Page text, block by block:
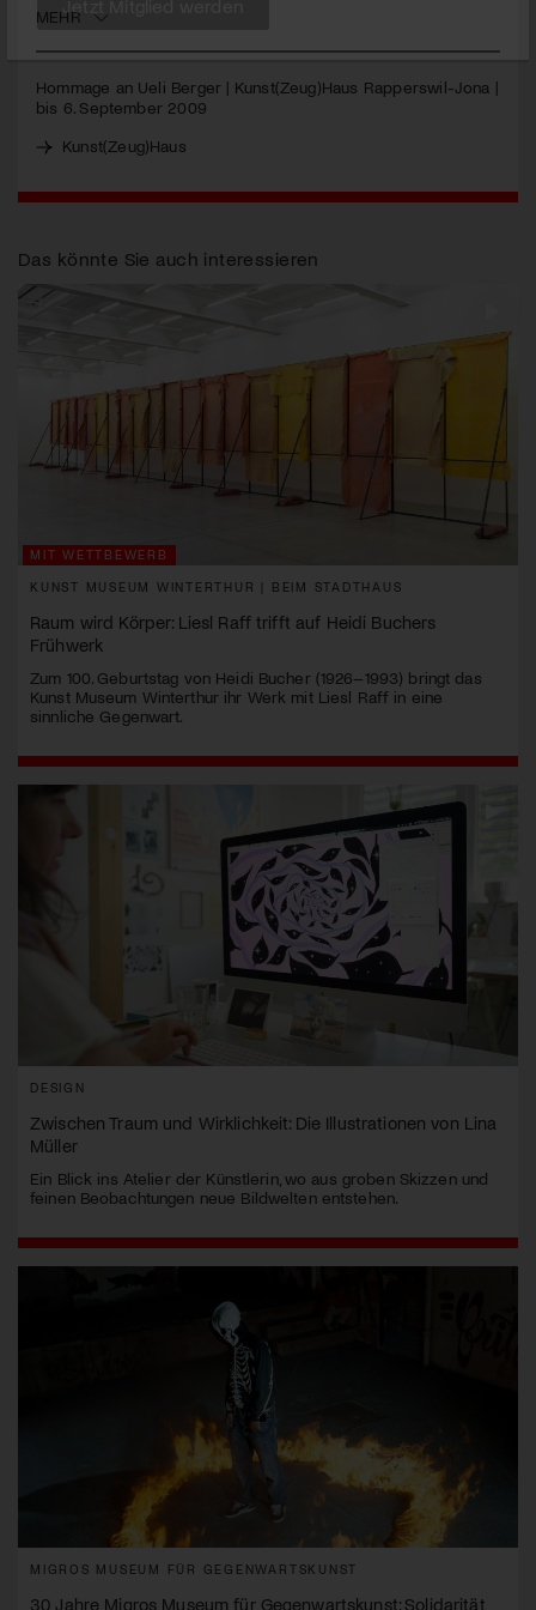
MEHR
Hommage an Ueli Berger | Kunst(Zeug)Haus Rapperswil-Jona |
bis 6. September 2009
Kunst(Zeug)Haus
Das könnte Sie auch interessieren
MIT WETTBEWERB
KUNST MUSEUM WINTERTHUR | BEIM STADTHAUS
Raum wird Körper: Liesl Raff trifft auf Heidi Buchers
Frühwerk
Zum 100. Geburtstag von Heidi Bucher (1926–1993) bringt das
Kunst Museum Winterthur ihr Werk mit Liesl Raff in eine
sinnliche Gegenwart.
DESIGN
Zwischen Traum und Wirklichkeit: Die Illustrationen von Lina
Müller
Ein Blick ins Atelier der Künstlerin, wo aus groben Skizzen und
feinen Beobachtungen neue Bildwelten entstehen.
MIGROS MUSEUM FÜR GEGENWARTSKUNST
30 Jahre Migros Museum für Gegenwartskunst: Solidarität
Jetzt Mitglied werden